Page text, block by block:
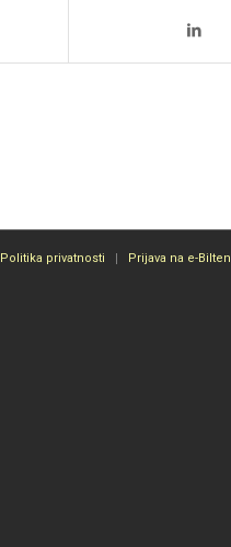
Politika privatnosti Prijava na e-Bilten